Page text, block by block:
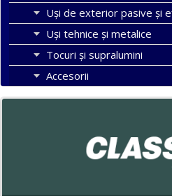
Uşi de exterior pasive şi
Uși tehnice și metalice
Tocuri şi supralumini
Accesorii